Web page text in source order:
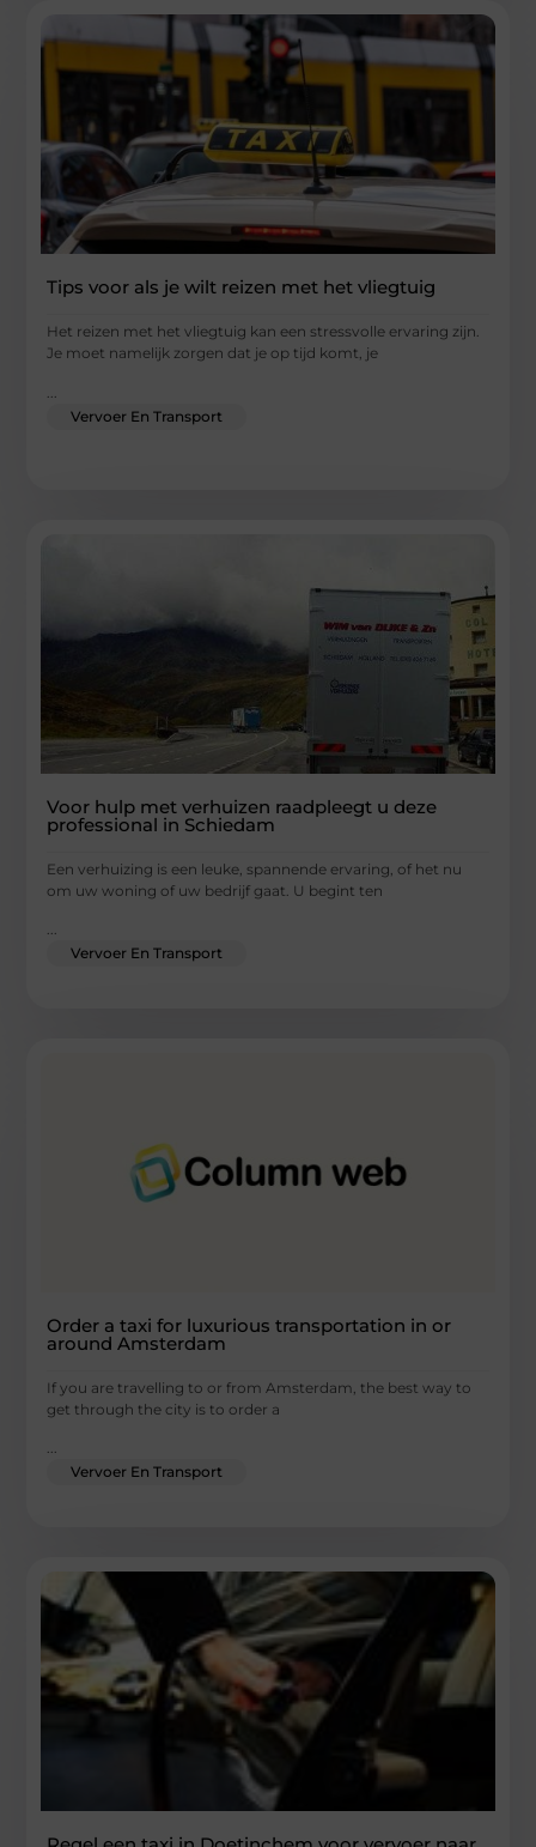
Tips voor als je wilt reizen met het vliegtuig
Het reizen met het vliegtuig kan een stressvolle ervaring zijn.
Je moet namelijk zorgen dat je op tijd komt, je
Vervoer En Transport
Voor hulp met verhuizen raadpleegt u deze
professional in Schiedam
Een verhuizing is een leuke, spannende ervaring, of het nu
om uw woning of uw bedrijf gaat. U begint ten
...
Vervoer En Transport
Order a taxi for luxurious transportation in or
around Amsterdam
If you are travelling to or from Amsterdam, the best way to
get through the city is to order a
...
Vervoer En Transport